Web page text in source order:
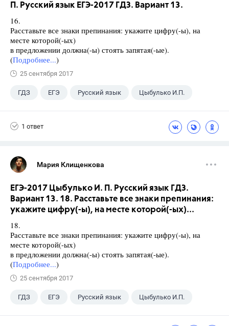
П. Русский язык ЕГЭ-2017 ГДЗ. Вариант 13.
16.
Расставьте все знаки препинания: укажите цифру(-ы), на
месте которой(-ых)
в предложении должна(-ы) стоять запятая(-ые).
(Подробнее...)
25 сентября 2017
ГДЗ ЕГЭ Русский язык Цыбулько И.П.
1 ответ
Мария Клищенкова
ЕГЭ-2017 Цыбулько И. П. Русский язык ГДЗ.
Вариант 13. 18. Расставьте все знаки препинания:
укажите цифру(-ы), на месте которой(-ых)...
18.
Расставьте все знаки препинания: укажите цифру(-ы), на
месте которой(-ых)
в предложении должна(-ы) стоять запятая(-ые).
(Подробнее...)
25 сентября 2017
ГДЗ ЕГЭ Русский язык Цыбулько И.П.